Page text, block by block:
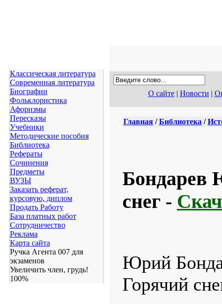
Классическая литература
Современная литература
Биографии
Фольклористика
Афоризмы
Пересказы
Учебники
Методические пособия
Библиотека
Рефераты
Сочинения
Предметы
ВУЗЫ
Заказать реферат,
курсовую, диплом
Продать Работу
База платных работ
Сотрудничество
Реклама
Карта сайта
Ручка Агента 007 для
экзаменов
Увеличить член, грудь!
100%
О сайте| Новости |
Главная /Библиотека /
Бондарев
снег -
Юрий
Горячий